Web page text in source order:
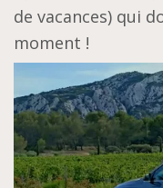
de vacances) qui
moment !